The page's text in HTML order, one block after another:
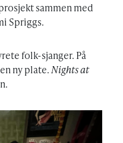
sammen med
Spriggs.
folk-sjanger. På
ny plate.Nights at